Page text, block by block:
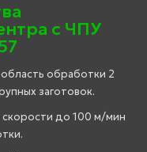
с ЧПУ
область обработки 2
заготовок.
скорости до 100 м/мин